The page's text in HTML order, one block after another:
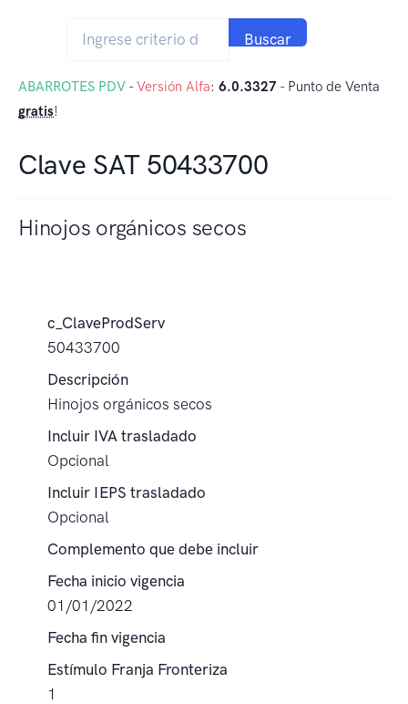
Buscar
ABARROTES PDV -Versión Alfa: 6.0.3327 - Punto de Venta
gratis!
Clave SAT 50433700
Hinojos orgánicos secos
c_ClaveProdServ
50433700
Descripción
Hinojos orgánicos secos
Incluir IVA trasladado
Opcional
Incluir IEPS trasladado
Opcional
Complemento que debe incluir
Fecha inicio vigencia
01/01/2022
Fecha fin vigencia
Estímulo Franja Fronteriza
1